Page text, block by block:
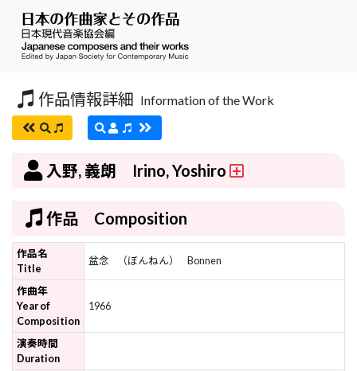
作品情報詳細 Information of the Work
入野, 義朗 Irino, Yoshiro
作品 Composition
作品名
Title
盆念 （ぼんねん） Bonnen
作曲年
Year of
Composition
1966
演奏時間
Duration